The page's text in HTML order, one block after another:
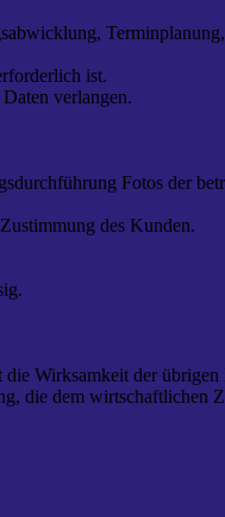
ist.
verlangen.
Fotos der
des Kunden.
Wirksamkeit der übrigen
die dem wirtschaftlichen